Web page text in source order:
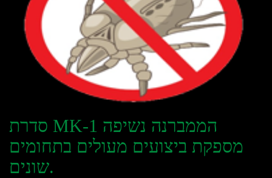
סדרת MK-1 הממברנה נשיפה
מספקת ביצועים מעולים בתחומים
שונים.